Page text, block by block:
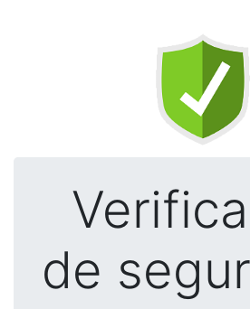
de